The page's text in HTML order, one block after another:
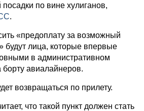
по вине хулиганов,
.
«предоплату за возможный
будут лица, которые впервые
в административном
авиалайнеров.
возвращаться по прилету.
что такой пункт должен стать